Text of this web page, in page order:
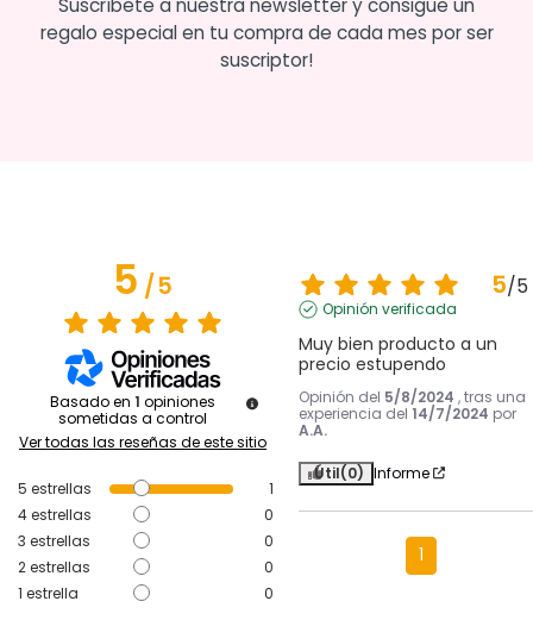
regalo especial en tu compra de cada mes por ser
suscriptor!
5/5
Basado en 1 opiniones
sometidas a control
Ver todas las reseñas de este sitio
5 estrellas
1
4estrellas
0
3 estrellas
0
2estrellas
0
1 estrella 0
5/5
Opinión verificada
Muy bien producto a un
precio estupendo
Opinión del 5/8/2024 , tras una
experiencia del 14/7/2024 por
A.A.
Útil(0) Informe
1